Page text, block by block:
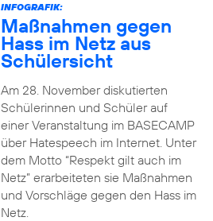
INFOGRAFIK:
Maßnahmen gegen
Hass im Netz aus
Schülersicht
Am 28. November diskutierten
Schülerinnen und Schüler auf
einer Veranstaltung im BASECAMP
über Hatespeech im Internet. Unter
dem Motto “Respekt gilt auch im
Netz” erarbeiteten sie Maßnahmen
und Vorschläge gegen den Hass im
Netz.